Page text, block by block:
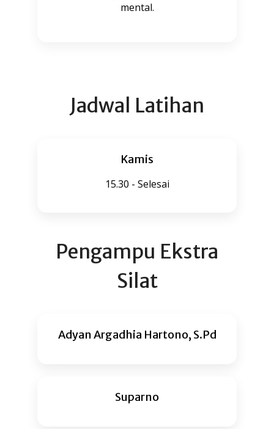
mental.
Jadwal Latihan
Kamis
15.30 - Selesai
Pengampu Ekstra
Silat
Adyan Argadhia Hartono, S.Pd
Suparno